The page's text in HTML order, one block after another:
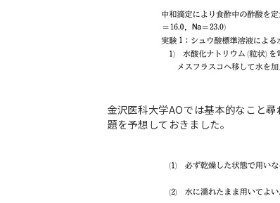
金沢医科大学AOでは基本的なこと
題を予想しておきました。